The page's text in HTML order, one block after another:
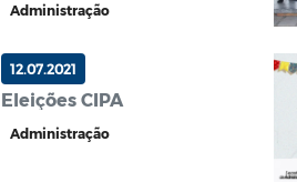
Administração
12.07.2021
Eleições CIPA
Administração